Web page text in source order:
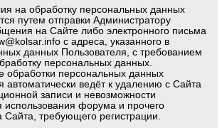
на обработку персональных данных
путем отправки Администратору
на Сайте либо электронного письма
с адреса, указанного в
данных Пользователя, с требованием
персональных данных.
обработки персональных данных
автоматически ведёт к удалению с Сайта
записи и невозможности
использования форума и прочего
требующего регистрации.